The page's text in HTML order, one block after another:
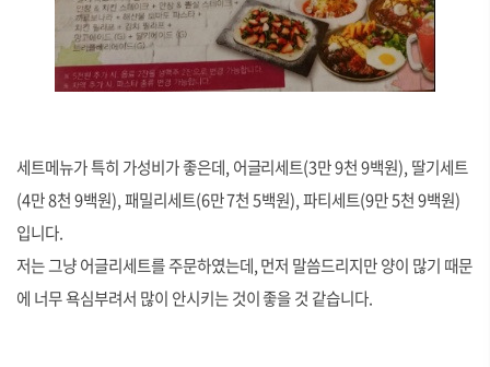
세트메뉴가 특히 가성비가 좋은데, 어글리세트(3만 9천 9백원), 딸기세트
(4만 8천 9백원), 패밀리세트(6만 7천 5백원), 파티세트(9만 5천 9백원)
입니다.
저는 그냥 어글리세트를 주문하였는데, 먼저 말씀드리지만 양이 많기 때문
에 너무 욕심부려서 많이 안시키는 것이 좋을 것 같습니다.